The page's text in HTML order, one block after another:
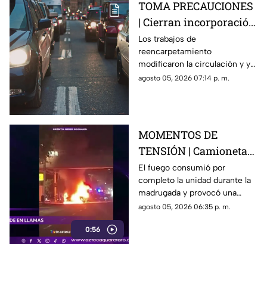
TOMA PRECAUCIONES
| Cierran incorporación
hacia la carretera 57;
esta es la zona afectada
Los trabajos de
reencarpetamiento
modificaron la circulación y ya
generan carga vehicular en el
agosto 05, 2026 07:14 p. m.
0:56
MOMENTOS DE
TENSIÓN | Camioneta
termina calcinada
sobre avenida
Constituyentes; así se
vivió el momento
El fuego consumió por
completo la unidad durante la
madrugada y provocó una
intensa movilización en una de
agosto 05, 2026 06:35 p. m.